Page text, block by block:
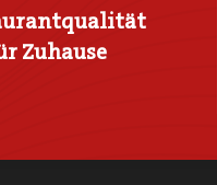
Zuhause